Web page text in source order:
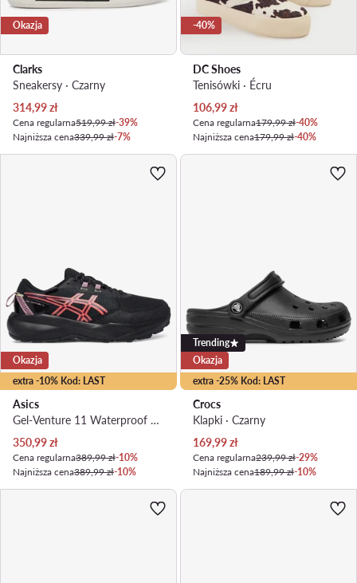
Okazja
Clarks
Sneakersy · Czarny
Aktualna cena
314,99zł
Cena regularna519,99 zł-39%
Najniższa cena339,99 zł-7%
-40%
DC Shoes
Tenisówki · Écru
Aktualna cena
106,99zł
Cena regularna179,99 zł-40%
Najniższa cena179,99 zł-40%
extra -10% Kod: LAST
Okazja
Asics
Gel-Venture 11 Waterproof 1012B934 · Buty do biegania
Aktualna cena
350,99zł
Cena regularna389,99 zł-10%
Najniższa cena389,99 zł-10%
extra -25% Kod: LAST
Trending
Okazja
Crocs
Klapki · Czarny
Aktualna cena
169,99zł
Cena regularna239,99 zł-29%
Najniższa cena189,99 zł-10%